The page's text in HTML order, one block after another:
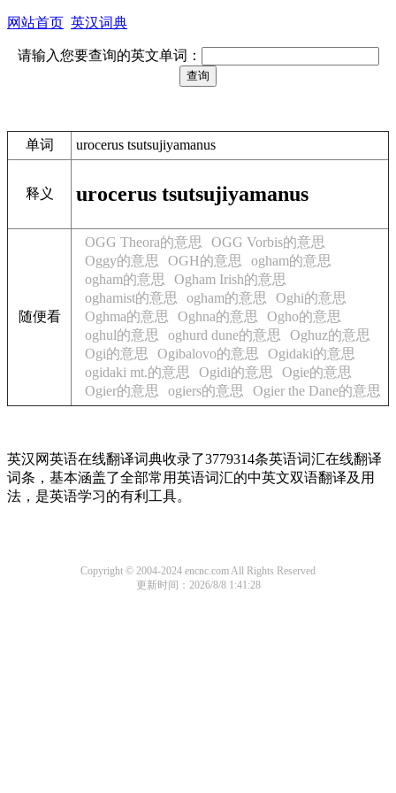
网站首页 英汉词典
请输入您要查询的英文单词：
单词 urocerus tsutsujiyamanus
释义 urocerus tsutsujiyamanus
随便看
OGG Theora的意思
OGG Vorbis的意思
Oggy的意思
OGH的意思
ogham的意思
ogham的意思
Ogham Irish的意思
oghamist的意思
ogham的意思
Oghi的意思
Oghma的意思
Oghna的意思
Ogho的意思
oghul的意思
oghurd dune的意思
Oghuz的意思
Ogi的意思
Ogibalovo的意思
Ogidaki的意思
ogidaki mt.的意思
Ogidi的意思
Ogie的意思
Ogier的意思
ogiers的意思 Ogier the Dane的意思
英汉网英语在线翻译词典收录了3779314条英语词汇在线翻译
词条，基本涵盖了全部常用英语词汇的中英文双语翻译及用
法，是英语学习的有利工具。
Copyright © 2004-2024 encnc.com All Rights Reserved
更新时间：2026/8/8 1:41:28